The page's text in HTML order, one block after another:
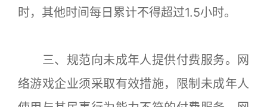
时，其他时间每日累计不得超过1.5小时。
三、规范向未成年人提供付费服务。网
络游戏企业须采取有效措施，限制未成年人